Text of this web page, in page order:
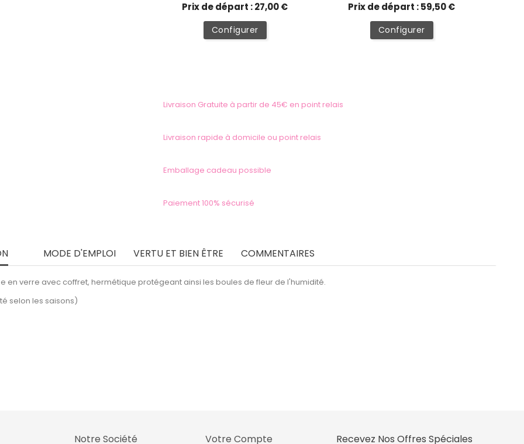
Prix de départ : 27,00 €
Configurer
Prix de départ : 59,50 €
Configurer
Livraison Gratuite à partir de 45€ en point relais
Livraison rapide à domicile ou point relais
Emballage cadeau possible
Paiement 100% sécurisé
MODE D'EMPLOI VERTU ET BIEN ÊTRE COMMENTAIRES
en verre avec coffret, hermétique protégeant ainsi les boules de fleur de l'humidité.
selon les saisons)
Notre Société Votre Compte Recevez Nos Offres Spéciales